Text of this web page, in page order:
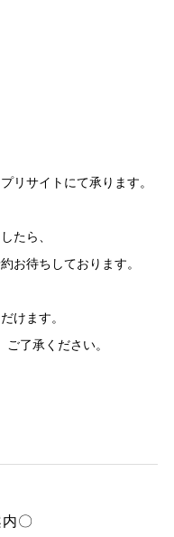
リサイトにて承ります。
たら、
お待ちしております。
けます。
了承ください。
〇